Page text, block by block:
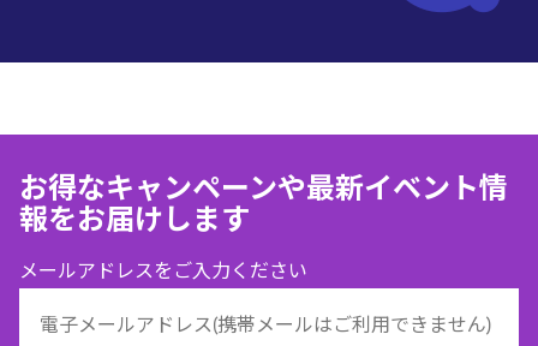
お得なキャンペーンや最新イベント情
報をお届けします
メールアドレスをご入力ください